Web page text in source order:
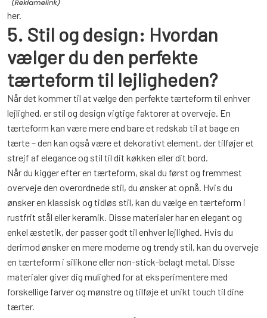
her.
5. Stil og design: Hvordan
vælger du den perfekte
tærteform til lejligheden?
Når det kommer til at vælge den perfekte tærteform til enhver
lejlighed, er stil og design vigtige faktorer at overveje. En
tærteform kan være mere end bare et redskab til at bage en
tærte – den kan også være et dekorativt element, der tilføjer et
strejf af elegance og stil til dit køkken eller dit bord.
Når du kigger efter en tærteform, skal du først og fremmest
overveje den overordnede stil, du ønsker at opnå. Hvis du
ønsker en klassisk og tidløs stil, kan du vælge en tærteform i
rustfrit stål eller keramik. Disse materialer har en elegant og
enkel æstetik, der passer godt til enhver lejlighed. Hvis du
derimod ønsker en mere moderne og trendy stil, kan du overveje
en tærteform i silikone eller non-stick-belagt metal. Disse
materialer giver dig mulighed for at eksperimentere med
forskellige farver og mønstre og tilføje et unikt touch til dine
tærter.